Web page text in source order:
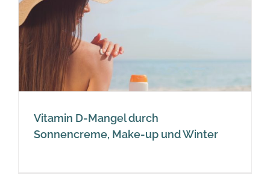
Vitamin D-Mangel durch
Sonnencreme, Make-up und Winter